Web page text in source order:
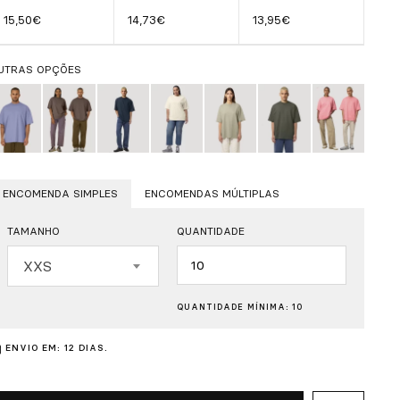
15,50€ 14,73€ 13,95€
OPÇÕES
ENCOMENDA SIMPLES ENCOMENDAS MÚLTIPLAS
TAMANHO
XXS
QUANTIDADE
Quantidade
QUANTIDADE MÍNIMA: 10
ENVIO EM: 12 DIAS.